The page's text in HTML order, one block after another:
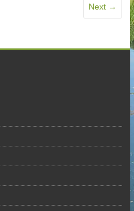
Next →